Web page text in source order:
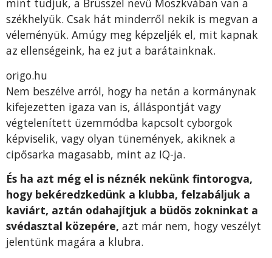
mint tudjuk, a Brüsszel nevű Moszkvában van a
székhelyük. Csak hát minderről nekik is megvan a
véleményük. Amúgy meg képzeljék el, mit kapnak
az ellenségeink, ha ez jut a barátainknak.
origo.hu
Nem beszélve arról, hogy ha netán a kormánynak
kifejezetten igaza van is, álláspontját vagy
végtelenített üzemmódba kapcsolt cyborgok
képviselik, vagy olyan tünemények, akiknek a
cipősarka magasabb, mint az IQ-ja.
És ha azt még el is néznék nekünk fintorogva,
hogy bekéredzkedünk a klubba, felzabáljuk a
kaviárt, aztán odahajítjuk a büdös zokninkat a
svédasztal közepére, azt már nem, hogy veszélyt
jelentünk magára a klubra.